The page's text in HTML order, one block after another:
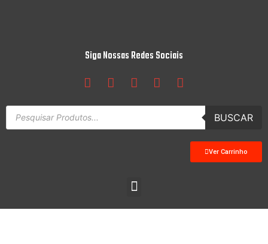
Siga Nossas Redes Sociais
BUSCAR
Ver Carrinho